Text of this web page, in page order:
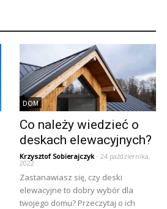
DOM
Co należy wiedzieć o
deskach elewacyjnych?
Krzysztof Sobierajczyk- 24 października,
2022
Zastanawiasz się, czy deski
elewacyjne to dobry wybór dla
twojego domu? Przeczytaj o ich